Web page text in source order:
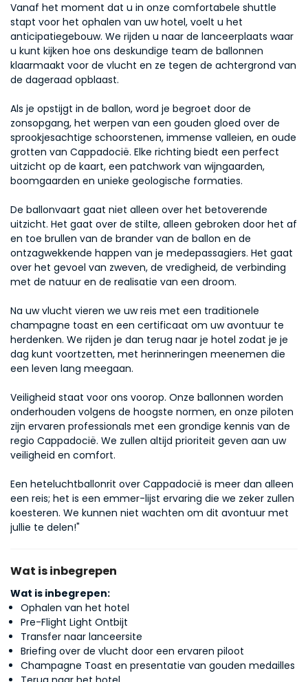
Vanaf het moment dat u in onze comfortabele shuttle
stapt voor het ophalen van uw hotel, voelt u het
anticipatiegebouw. We rijden u naar de lanceerplaats waar
u kunt kijken hoe ons deskundige team de ballonnen
klaarmaakt voor de vlucht en ze tegen de achtergrond van
de dageraad opblaast.
Als je opstijgt in de ballon, word je begroet door de
zonsopgang, het werpen van een gouden gloed over de
sprookjesachtige schoorstenen, immense valleien, en oude
grotten van Cappadocië. Elke richting biedt een perfect
uitzicht op de kaart, een patchwork van wijngaarden,
boomgaarden en unieke geologische formaties.
De ballonvaart gaat niet alleen over het betoverende
uitzicht. Het gaat over de stilte, alleen gebroken door het af
en toe brullen van de brander van de ballon en de
ontzagwekkende happen van je medepassagiers. Het gaat
over het gevoel van zweven, de vredigheid, de verbinding
met de natuur en de realisatie van een droom.
Na uw vlucht vieren we uw reis met een traditionele
champagne toast en een certificaat om uw avontuur te
herdenken. We rijden je dan terug naar je hotel zodat je je
dag kunt voortzetten, met herinneringen meenemen die
een leven lang meegaan.
Veiligheid staat voor ons voorop. Onze ballonnen worden
onderhouden volgens de hoogste normen, en onze piloten
zijn ervaren professionals met een grondige kennis van de
regio Cappadocië. We zullen altijd prioriteit geven aan uw
veiligheid en comfort.
Een heteluchtballonrit over Cappadocië is meer dan alleen
een reis; het is een emmer-lijst ervaring die we zeker zullen
koesteren. We kunnen niet wachten om dit avontuur met
jullie te delen!"
Wat is inbegrepen
Wat is inbegrepen:
Ophalen van het hotel
Pre-Flight Light Ontbijt
Transfer naar lanceersite
Briefing over de vlucht door een ervaren piloot
Champagne Toast en presentatie van gouden medailles